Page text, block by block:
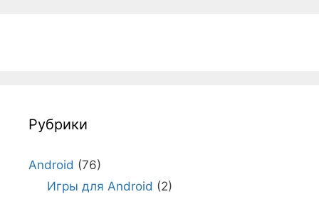
Рубрики
Android (76)
Игры для Android (2)